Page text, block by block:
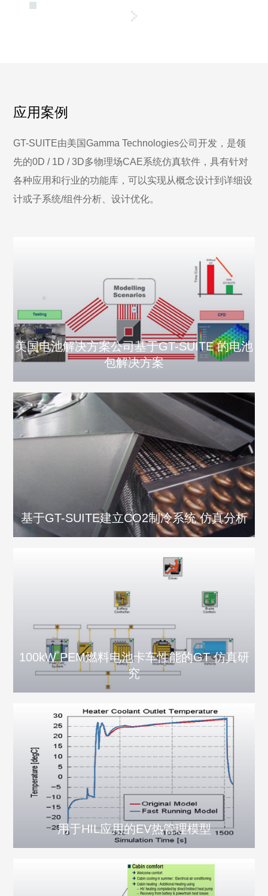
应用案例
GT-SUITE由美国Gamma Technologies公司开发，是领
先的0D / 1D / 3D多物理场CAE系统仿真软件，具有针对
各种应用和行业的功能库，可以实现从概念设计到详细设
计或子系统/组件分析、设计优化。
美国电池解决方案公司基于GT-SUITE 的电池
包解决方案
基于GT-SUITE建立CO2制冷系统 仿真分析
100kW PEM燃料电池卡车性能的GT 仿真研
究
用于HIL应用的EV热管理模型